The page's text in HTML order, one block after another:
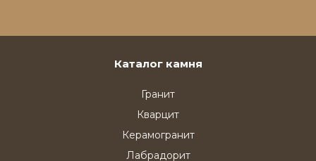
Каталог камня
Гранит
Кварцит
Керамогранит
Лабрадорит